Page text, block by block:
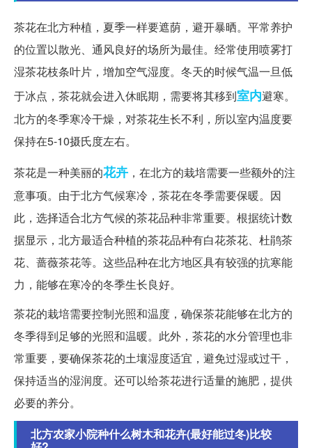
茶花在北方种植，夏季一样要遮荫，避开暴晒。平常养护
的位置以散光、通风良好的场所为最佳。经常使用喷雾打
湿茶花枝条叶片，增加空气湿度。冬天的时候气温一旦低
于冰点，茶花就会进入休眠期，需要将其移到室内避寒。
北方的冬季寒冷干燥，对茶花生长不利，所以室内温度要
保持在5-10摄氏度左右。
茶花是一种美丽的花卉 ，在北方的栽培需要一些额外的注
意事项。由于北方气候寒冷，茶花在冬季需要保暖。因
此，选择适合北方气候的茶花品种非常重要。根据统计数
据显示，北方最适合种植的茶花品种有白花茶花、杜鹃茶
花、蔷薇茶花等。这些品种在北方地区具有较强的抗寒能
力，能够在寒冷的冬季生长良好。
茶花的栽培需要控制光照和温度，确保茶花能够在北方的
冬季得到足够的光照和温暖。此外，茶花的水分管理也非
常重要，要确保茶花的土壤湿度适宜，避免过湿或过干，
保持适当的湿润度。还可以给茶花进行适量的施肥，提供
必要的养分。
北方农家小院种什么树木和花卉(最好能过冬)比较